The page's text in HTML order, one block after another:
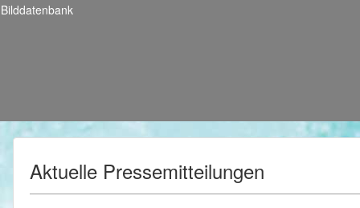
Bilddatenbank
Aktuelle Pressemitteilungen